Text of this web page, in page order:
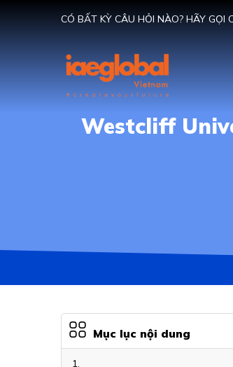
CÓ BẤT KỲ CÂU HỎI NÀO? HÃY GỌI
Westcliff
Mục lục nội dung